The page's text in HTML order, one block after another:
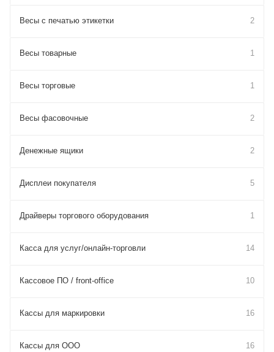
Весы с печатью этикетки 2
Весы товарные 1
Весы торговые 1
Весы фасовочные 2
Денежные ящики 2
Дисплеи покупателя 5
Драйверы торгового оборудования 1
Касса для услуг/онлайн-торговли 14
Кассовое ПО / front-office 10
Кассы для маркировки 16
Кассы для ООО 16